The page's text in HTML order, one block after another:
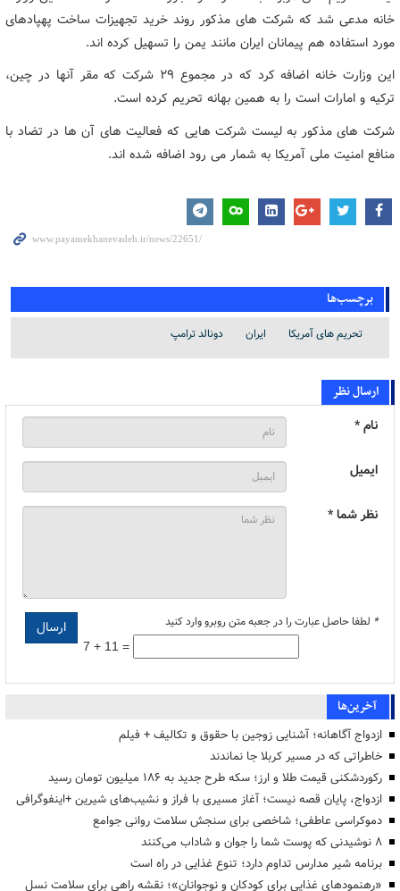
خانه مدعی شد که شرکت های مذکور روند خرید تجهیزات ساخت پهپادهای
مورد استفاده هم پیمانان ایران مانند یمن را تسهیل کرده اند.
این وزارت خانه اضافه کرد که در مجموع ۲۹ شرکت که مقر آنها در چین،
ترکیه و امارات است را به همین بهانه تحریم کرده است.
شرکت های مذکور به لیست شرکت هایی که فعالیت های آن ها در تضاد با
منافع امنیت ملی آمریکا به شمار می رود اضافه شده اند.
برچسب‌ها
تحریم های آمریکا ایران دونالد ترامپ
ارسال نظر
نام *
ایمیل
نظر شما *
* لطفا حاصل عبارت را در جعبه متن روبرو وارد کنید
7 + 11 =
آخرین‌ها
ازدواج آگاهانه؛ آشنایی زوجین با حقوق و تکالیف + فیلم
خاطراتی که در مسیر کربلا جا نماندند
رکوردشکنی قیمت طلا و ارز؛ سکه طرح جدید به ۱۸۶ میلیون تومان رسید
ازدواج، پایان قصه نیست؛ آغاز مسیری با فراز و نشیب‌های شیرین +اینفوگرافی
دموکراسی عاطفی؛ شاخصی برای سنجش سلامت روانی جوامع
۸ نوشیدنی که پوست شما را جوان و شاداب می‌کنند
برنامه شیر مدارس تداوم دارد؛ تنوع غذایی در راه است
«رهنمودهای غذایی برای کودکان و نوجوانان»؛ نقشه راهی برای سلامت نسل